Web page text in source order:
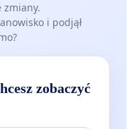
i podjął
zobaczyć